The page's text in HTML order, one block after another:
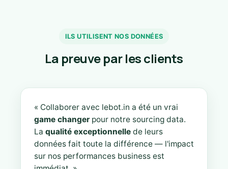
ILS UTILISENT NOS DONNÉES
La preuve par les clients
« Collaborer avec lebot.in a été un vrai
game changer pour notre sourcing data.
La qualité exceptionnelle de leurs
données fait toute la différence — l'impact
sur nos performances business est